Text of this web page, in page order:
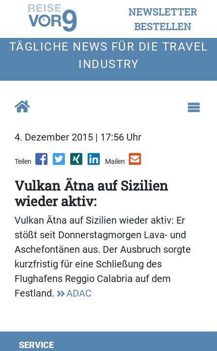
NEWSLETTER
BESTELLEN
TÄGLICHE NEWS FÜR DIE TRAVEL
INDUSTRY
4. Dezember 2015 | 17:56 Uhr
Teilen Mailen
Vulkan Ätna auf Sizilien
wieder aktiv:
Vulkan Ätna auf Sizilien wieder aktiv: Er
stößt seit Donnerstagmorgen Lava- und
Aschefontänen aus. Der Ausbruch sorgte
kurzfristig für eine Schließung des
Flughafens Reggio Calabria auf dem
Festland.
ADAC
SERVICE